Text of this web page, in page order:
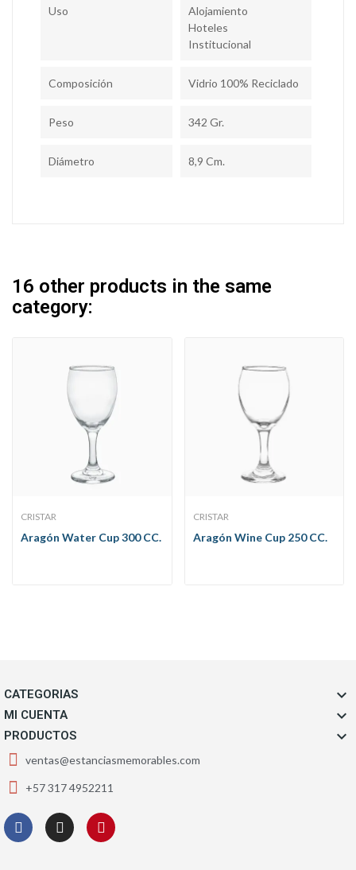
Uso
Alojamiento
Hoteles
Institucional
Composición Vidrio 100% Reciclado
Peso 342 Gr.
Diámetro 8,9 Cm.
16 other products in the same
category:
CRISTAR
Aragón Water Cup 300 CC.
CRISTAR
Aragón Wine Cup 250 CC.
CATEGORIAS 
MI CUENTA 
PRODUCTOS 
ventas@estanciasmemorables.com
+57 317 4952211